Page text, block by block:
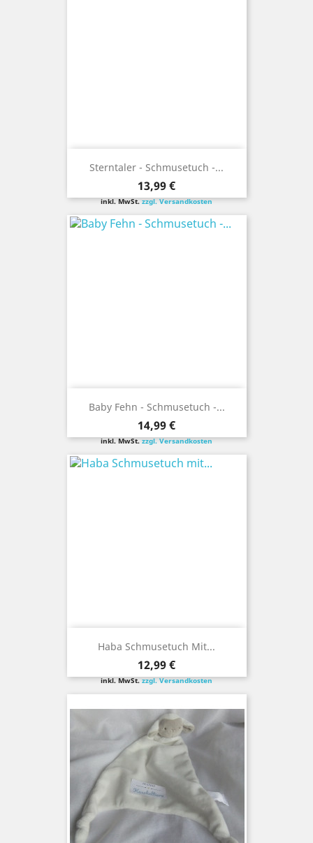
Sterntaler - Schmusetuch -...
Preis
13,99 €
inkl. MwSt.zzgl. Versandkosten
Baby Fehn - Schmusetuch -...
Preis
14,99 €
inkl. MwSt.zzgl. Versandkosten
Haba Schmusetuch Mit...
Preis
12,99 €
inkl. MwSt.zzgl. Versandkosten